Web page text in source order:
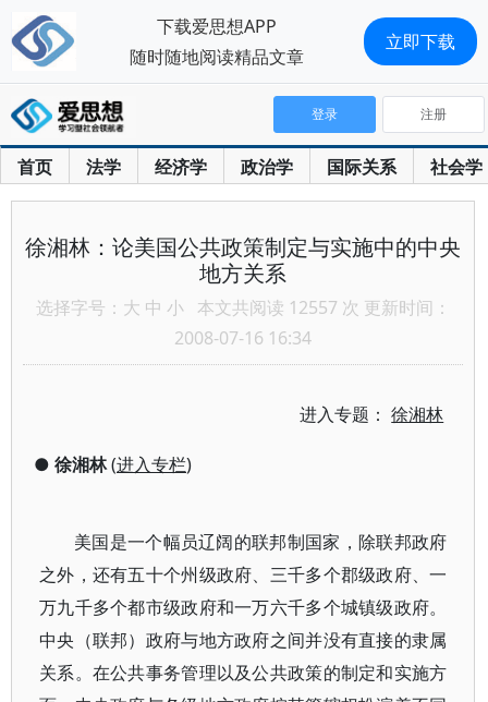
首页 法学 经济学 政治学 国际关系 社会学
登录 注册
徐湘林：论美国公共政策制定与实施中的中央
地方关系
选择字号： 大 中 小 本文共阅读 12557 次 更新时间：
2008-07-16 16:34
进入专题：徐湘林
● 徐湘林(进入专栏)
美国是一个幅员辽阔的联邦制国家，除联邦政府
之外，还有五十个州级政府、三千多个郡级政府、一
万九千多个都市级政府和一万六千多个城镇级政府。
中央（联邦）政府与地方政府之间并没有直接的隶属
关系。在公共事务管理以及公共政策的制定和实施方
下载爱思想APP
随时随地阅读精品文章
立即下载